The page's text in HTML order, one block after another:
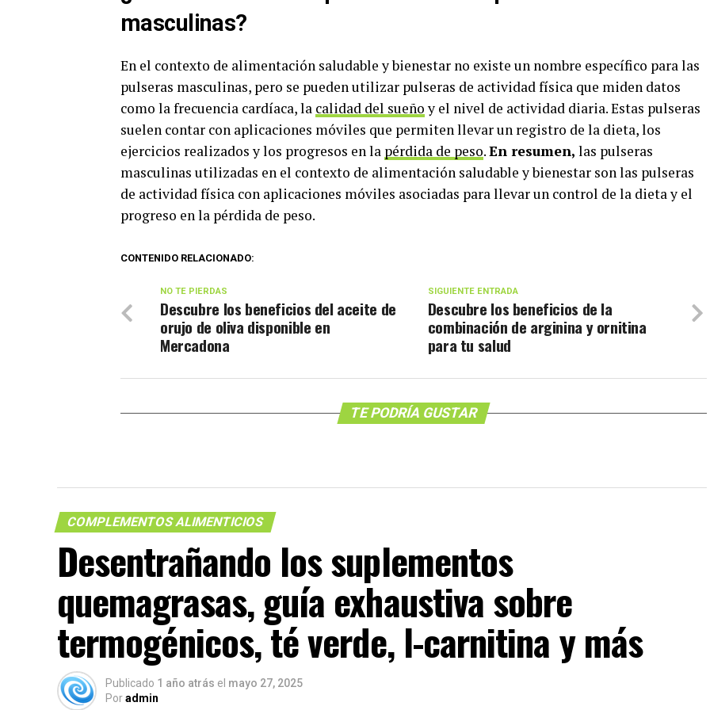
masculinas?
En el contexto de alimentación saludable y bienestar no existe un nombre específico para las
pulseras masculinas, pero se pueden utilizar pulseras de actividad física que miden datos
como la frecuencia cardíaca, la calidad del sueñoy el nivel de actividad diaria. Estas pulseras
suelen contar con aplicaciones móviles que permiten llevar un registro de la dieta, los
ejercicios realizados y los progresos en la pérdida de peso.En resumen, las pulseras
masculinas utilizadas en el contexto de alimentación saludable y bienestar son las pulseras
de actividad física con aplicaciones móviles asociadas para llevar un control de la dieta y el
progreso en la pérdida de peso.
CONTENIDO RELACIONADO:
SIGUIENTE ENTRADA
Descubre los beneficios de la
combinación de arginina y ornitina
para tu salud
NO TE PIERDAS
Descubre los beneficios del aceite de
orujo de oliva disponible en
Mercadona
TE PODRÍA GUSTAR
COMPLEMENTOS ALIMENTICIOS
Desentrañando los suplementos
quemagrasas, guía exhaustiva sobre
termogénicos, té verde, l-carnitina y más
Publicado 1 año atrás el mayo 27, 2025
Poradmin